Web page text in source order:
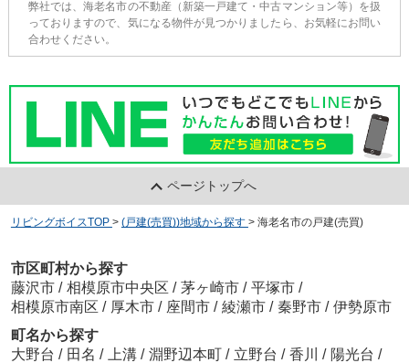
弊社では、海老名市の不動産（新築一戸建て・中古マンション等）を扱
っておりますので、気になる物件が見つかりましたら、お気軽にお問い
合わせください。
ページトップへ
リビングボイスTOP > (戸建(売買))地域から探す > 海老名市の戸建(売買)
市区町村から探す
藤沢市 / 相模原市中央区 / 茅ヶ崎市 / 平塚市 /
相模原市南区 / 厚木市 / 座間市 / 綾瀬市 / 秦野市 / 伊勢原市
町名から探す
大野台 / 田名 / 上溝 / 淵野辺本町 / 立野台 / 香川 / 陽光台 /